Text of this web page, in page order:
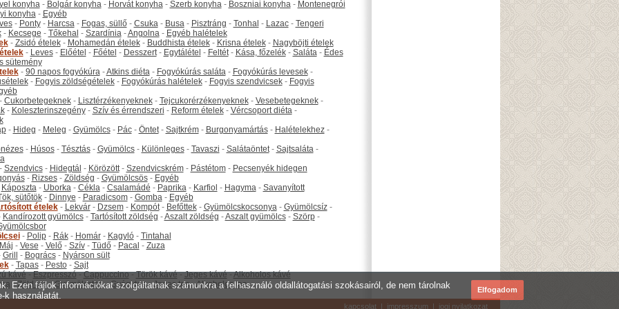
konyha- Bolgár konyha- Horvát konyha- Szerb konyha- Boszniai konyha- Montenegrói
konyha- Egyéb
- Ponty- Harcsa- Fogas, süllő- Csuka- Busa- Pisztráng - Tonhal - Lazac- Tengeri
- Kecsege - Tőkehal - Szardínia-Angolna- Egyéb halételek
- Zsidó ételek- Mohamedán ételek- Buddhista ételek- Krisna ételek- Nagyböjti ételek
- Leves- Előétel - Főétel - Desszert- Egytálétel - Feltét- Kása, főzelék- Saláta- Édes
sütemény
- 90 napos fogyókúra-Atkins diéta- Fogyókúrás saláta- Fogyókúrás levesek-
- Fogyis zöldségételek- Fogyókúrás halételek- Fogyis szendvicsek- Fogyis
Cukorbetegeknek- Lisztérzékenyeknek- Tejcukorérzékenyeknek- Vesebetegeknek-
- Koleszterinszegény- Szív és érrendszeri - Reform ételek- Vércsoport diéta-
- Hideg - Meleg - Gyümölcs- Pác- Öntet- Sajtkrém- Burgonyamártás- Halételekhez-
- Húsos- Tésztás- Gyümölcs- Különleges- Tavaszi - Salátaöntet- Sajtsaláta-
Szendvics- Hidegtál - Körözött- Szendvicskrém- Pástétom- Pecsenyék hidegen
- Rizses- Zöldség - Gyümölcsös- Egyéb
Káposzta- Uborka- Cékla- Csalamádé - Paprika- Karfiol - Hagyma- Savanyított
sütőtök- Dinnye - Paradicsom- Gomba- Egyéb
ételek- Lekvár- Dzsem- Kompót- Befőttek- Gyümölcskocsonya- Gyümölcsíz-
Kandírozott gyümölcs- Tartósított zöldség -Aszalt zöldség -Aszalt gyümölcs- Szörp-
- Polip- Rák- Homár- Kagyló- Tintahal
Máj - Vese - Velő- Szív- Tüdő- Pacal - Zuza
Grill - Bogrács- Nyárson sült
- Tapas- Pesto- Sajt
kávé-Eszpresszó-Cappuccino-Török kávé-Jeges kávé-Alkoholos kávé
-Zöld tea-Gyümölcstea-Gyógytea-Jeges tea-Alkoholos tea
kapcsolat | impresszum | jogi nyilatkozat
Ezen fájlok információkat szolgáltatnak számunkra a felhasználó oldallátogatási szokásairól, de nem tárolnak
k használatát.
Elfogadom